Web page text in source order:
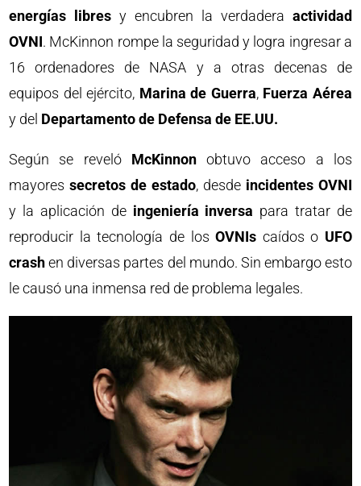
energías libres y encubren la verdadera actividad
OVNI. McKinnon rompe la seguridad y logra ingresar a
16 ordenadores de NASA y a otras decenas de
equipos del ejército, Marina de Guerra, Fuerza Aérea
y del Departamento de Defensa de EE.UU.
Según se reveló McKinnonobtuvo acceso a los
mayoressecretos de estado, desde incidentes OVNI
y la aplicación de ingeniería inversa para tratar de
reproducir la tecnología de losOVNIs caídos o UFO
crashen diversas partes del mundo. Sin embargo esto
le causó una inmensa red de problema legales.